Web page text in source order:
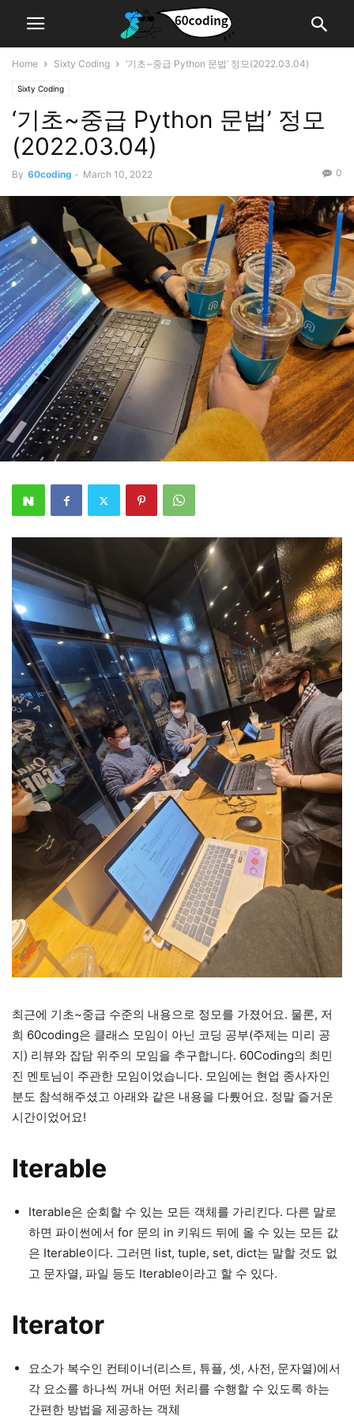
Home Sixty Coding ‘기초~중급 Python 문법’ 정모(2022.03.04)
Sixty Coding
‘기초~중급 Python 문법’ 정모
(2022.03.04)
By 60coding - March 10, 2022 0
최근에 기초~중급 수준의 내용으로 정모를 가졌어요. 물론, 저
희 60coding은 클래스 모임이 아닌 코딩 공부(주제는 미리 공
지) 리뷰와 잡담 위주의 모임을 추구합니다. 60Coding의 최민
진 멘토님이 주관한 모임이었습니다. 모임에는 현업 종사자인
분도 참석해주셨고 아래와 같은 내용을 다뤘어요. 정말 즐거운
시간이었어요!
Iterable
Iterable은 순회할 수 있는 모든 객체를 가리킨다. 다른 말로
하면 파이썬에서 for 문의 in 키워드 뒤에 올 수 있는 모든 값
은 Iterable이다. 그러면 list, tuple, set, dict는 말할 것도 없
고 문자열, 파일 등도 Iterable이라고 할 수 있다.
Iterator
요소가 복수인 컨테이너(리스트, 튜플, 셋, 사전, 문자열)에서
각 요소를 하나씩 꺼내 어떤 처리를 수행할 수 있도록 하는
간편한 방법을 제공하는 객체